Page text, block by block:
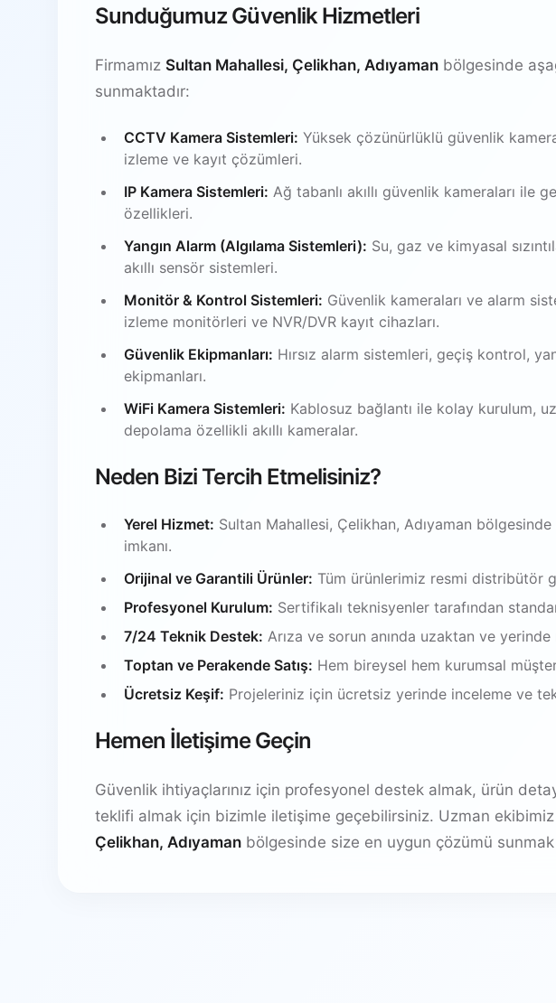
Sunduğumuz Güvenlik Hizmetleri
Firmamız Sultan Mahallesi, Çelikhan, Adıyaman bölgesinde
sunmaktadır:
CCTV Kamera Sistemleri: Yüksek çözünürlüklü güvenlik
izleme ve kayıt çözümleri.
IP Kamera Sistemleri: Ağ tabanlı akıllı güvenlik kameraları ile
özellikleri.
Yangın Alarm (Algılama Sistemleri): Su, gaz ve kimyasal
akıllı sensör sistemleri.
Monitör & Kontrol Sistemleri: Güvenlik kameraları ve alarm
izleme monitörleri ve NVR/DVR kayıt cihazları.
Güvenlik Ekipmanları: Hırsız alarm sistemleri, geçiş kontrol,
ekipmanları.
WiFi Kamera Sistemleri: Kablosuz bağlantı ile kolay kurulum,
depolama özellikli akıllı kameralar.
Neden Bizi Tercih Etmelisiniz?
Yerel Hizmet: Sultan Mahallesi, Çelikhan, Adıyaman
imkanı.
Orijinal ve Garantili Ürünler: Tüm ürünlerimiz resmi distribütör
Profesyonel Kurulum: Sertifikalı teknisyenler tarafından
7/24 Teknik Destek: Arıza ve sorun anında uzaktan ve yerinde
Toptan ve Perakende Satış: Hem bireysel hem kurumsal
Ücretsiz Keşif: Projeleriniz için ücretsiz yerinde inceleme ve
Hemen İletişime Geçin
Güvenlik ihtiyaçlarınız için profesyonel destek almak, ürün
teklifi almak için bizimle iletişime geçebilirsiniz. Uzman ekibimiz
Çelikhan, Adıyaman bölgesinde size en uygun çözümü sunmak